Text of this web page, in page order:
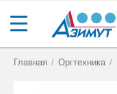
Главная / Оргтехника /